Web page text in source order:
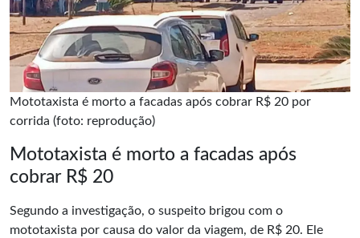
Mototaxista é morto a facadas após cobrar R$ 20 por
corrida (foto: reprodução)
Mototaxista é morto a facadas após
cobrar R$ 20
Segundo a investigação, o suspeito brigou com o
mototaxista por causa do valor da viagem, de R$ 20. Ele